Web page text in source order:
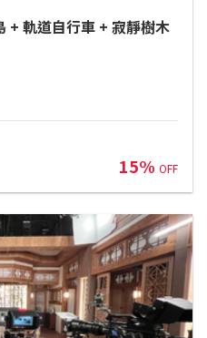
+ 軌道自行車 + 寂靜樹木
15% OFF